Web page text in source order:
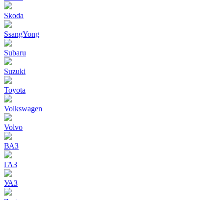
Skoda
SsangYong
Subaru
Suzuki
Toyota
Volkswagen
Volvo
ВАЗ
ГАЗ
УАЗ